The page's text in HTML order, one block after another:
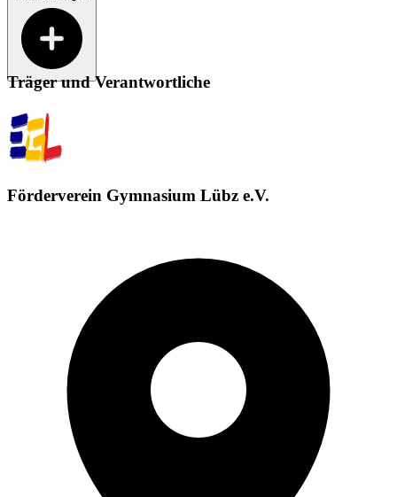
Träger und Verantwortliche
Förderverein Gymnasium Lübz e.V.